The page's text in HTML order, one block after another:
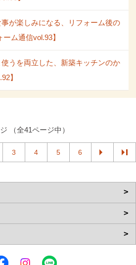
が楽しみになる、リフォーム後の
ム通信vol.93】
使うを両立した、新築キッチンのか
】
（全41ページ中）
3 4 5 6